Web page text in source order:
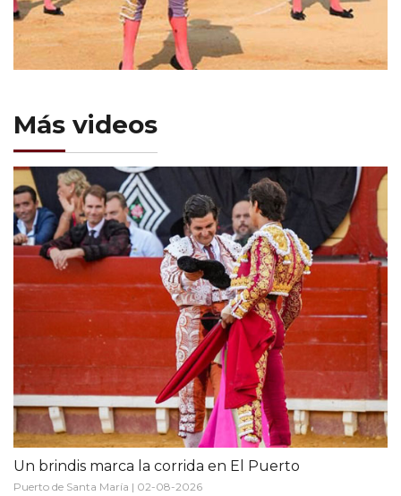
Más videos
Un brindis marca la corrida en El Puerto
Puerto de Santa María | 02-08-2026